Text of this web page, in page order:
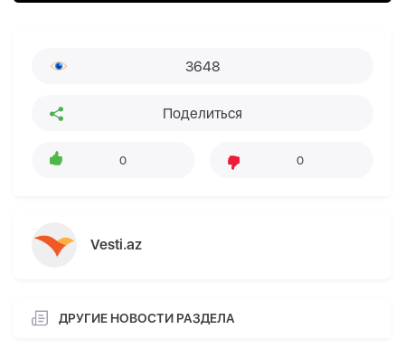
3648
Поделиться
0 0
Vesti.az
ДРУГИЕ НОВОСТИ РАЗДЕЛА